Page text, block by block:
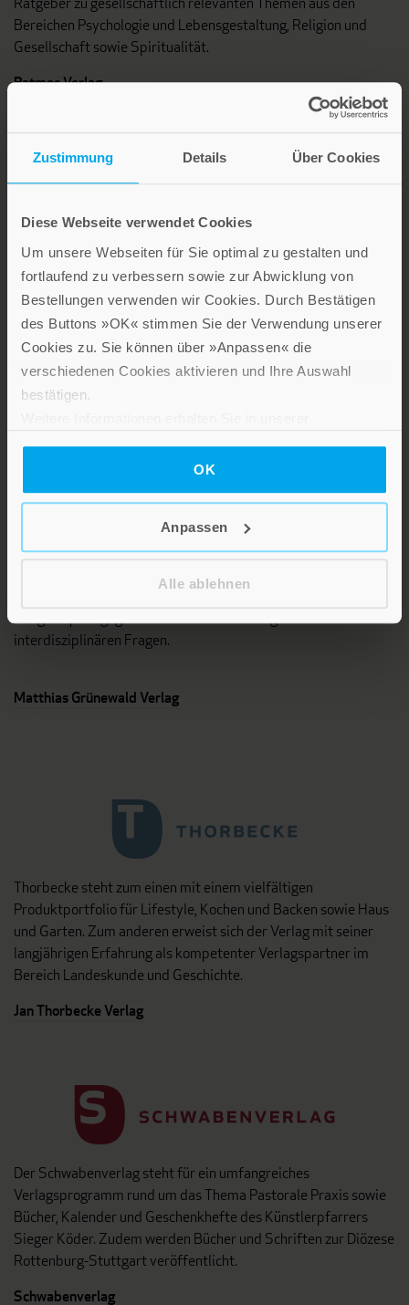
Zustimmung Details Über Cookies
Diese Webseite verwendet Cookies
Um unsere Webseiten für Sie optimal zu gestalten und
fortlaufend zu verbessern sowie zur Abwicklung von
Bestellungen verwenden wir Cookies. Durch Bestätigen
des Buttons »OK« stimmen Sie der Verwendung unserer
Cookies zu. Sie können über »Anpassen« die
verschiedenen Cookies aktivieren und Ihre Auswahl
bestätigen.
OK
Anpassen
Alle ablehnen
Bereichen Psychologie und Lebensgestaltung, Religion und
Gesellschaft sowie Spiritualität.
Patmos Verlag
Lebensfreude in farbenfroher Gestaltung: Persönliche
Geschenke mit wohltuenden Inspirationen. Irische
Segenswünsche und Geschenkbücher zum Thema älter
werden. Grußkarten für Geburtstage, zur Ermutigung, zu Trost
und Trauer.
Verlag am Eschbach
Das Programm dieses Fachverlages umfasst Bücher und
Zeitschriften aus unterschiedlichen Fächern der Theologie, vor
Religionspädagogik sowie Titel zu interreligiösen und
interdisziplinären Fragen.
Matthias Grünewald Verlag
Thorbecke steht zum einen mit einem vielfältigen
Produktportfolio für Lifestyle, Kochen und Backen sowie Haus
und Garten. Zum anderen erweist sich der Verlag mit seiner
langjährigen Erfahrung als kompetenter Verlagspartner im
Bereich Landeskunde und Geschichte.
Jan Thorbecke Verlag
Der Schwabenverlag steht für ein umfangreiches
Verlagsprogramm rund um das Thema Pastorale Praxis sowie
Bücher, Kalender und Geschenkhefte des Künstlerpfarrers
Sieger Köder. Zudem werden Bücher und Schriften zur Diözese
Rottenburg-Stuttgart veröffentlicht.
Schwabenverlag